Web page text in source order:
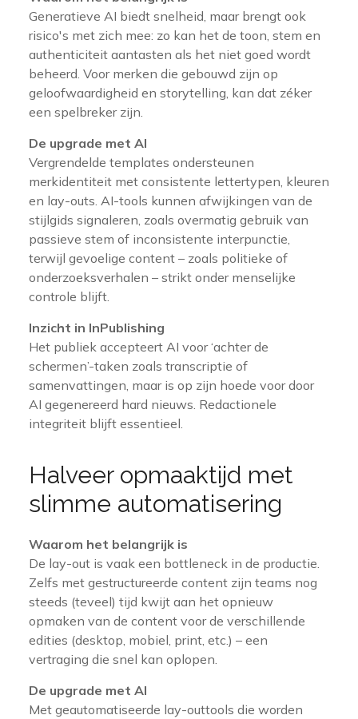
Generatieve AI biedt snelheid, maar brengt ook
risico's met zich mee: zo kan het de toon, stem en
authenticiteit aantasten als het niet goed wordt
beheerd. Voor merken die gebouwd zijn op
geloofwaardigheid en storytelling, kan dat zéker
een spelbreker zijn.
De upgrade met AI
Vergrendelde templates ondersteunen
merkidentiteit met consistente lettertypen, kleuren
en lay-outs. AI-tools kunnen afwijkingen van de
stijlgids signaleren, zoals overmatig gebruik van
passieve stem of inconsistente interpunctie,
terwijl gevoelige content – zoals politieke of
onderzoeksverhalen – strikt onder menselijke
controle blijft.
Inzicht in InPublishing
Het publiek accepteert AI voor ‘achter de
schermen’-taken zoals transcriptie of
samenvattingen, maar is op zijn hoede voor door
AI gegenereerd hard nieuws. Redactionele
integriteit blijft essentieel.
Halveer opmaaktijd met
slimme automatisering
Waarom het belangrijk is
De lay-out is vaak een bottleneck in de productie.
Zelfs met gestructureerde content zijn teams nog
steeds (teveel) tijd kwijt aan het opnieuw
opmaken van de content voor de verschillende
edities (desktop, mobiel, print, etc.) – een
vertraging die snel kan oplopen.
De upgrade met AI
Met geautomatiseerde lay-outtools die worden